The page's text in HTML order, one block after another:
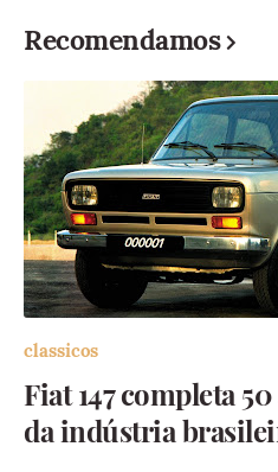
Recomendamos
classicos
Fiat 147 completa
da indústria